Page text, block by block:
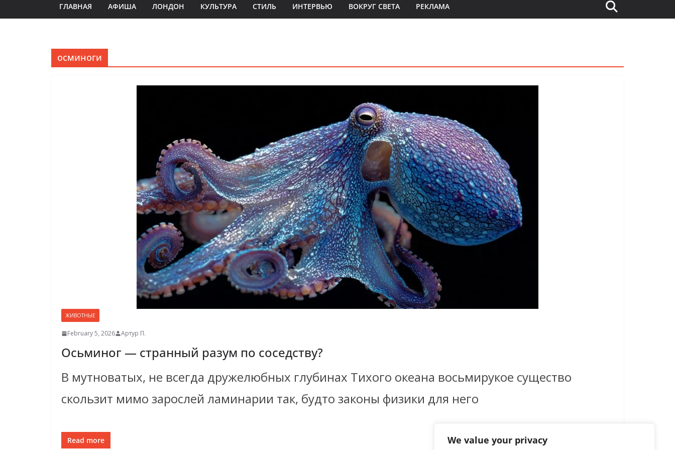
We value your privacy
ГЛАВНАЯ АФИША ЛОНДОН КУЛЬТУРА СТИЛЬ ИНТЕРВЬЮ ВОКРУГ СВЕТА РЕКЛАМА
осминоги
ЖИВОТНЫЕ
February 5, 2026 Артур П.
Осьминог — странный разум по соседству?
В мутноватых, не всегда дружелюбных глубинах Тихого океана восьмирукое существо
скользит мимо зарослей ламинарии так, будто законы физики для него
Read more